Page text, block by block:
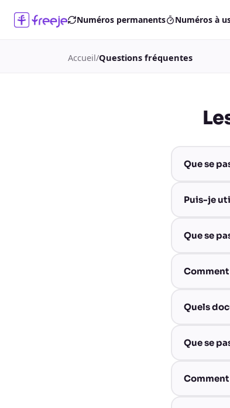
Numéros permanents Numéros à
Accueil/Questions fréquentes
Que se
Puis-je
Que se
Quels
Que se
Comment